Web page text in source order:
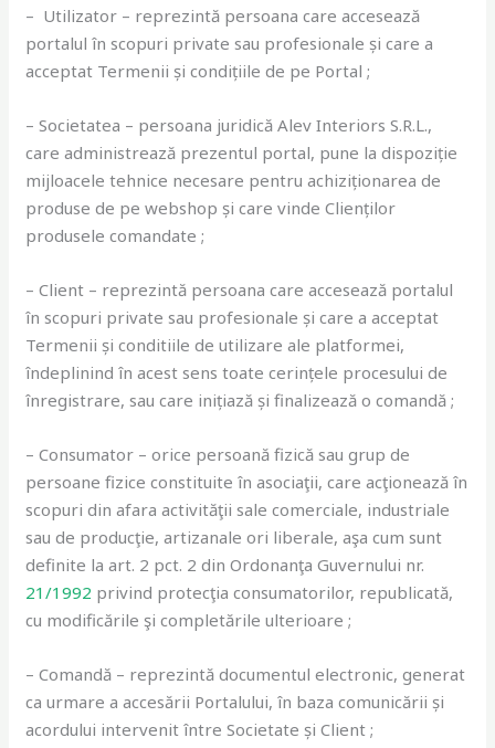
– Utilizator – reprezintă persoana care accesează
portalul în scopuri private sau profesionale și care a
acceptat Termenii și condițiile de pe Portal ;
– Societatea – persoana juridică Alev Interiors S.R.L.,
care administrează prezentul portal, pune la dispoziție
mijloacele tehnice necesare pentru achiziționarea de
produse de pe webshop și care vinde Clienților
produsele comandate ;
– Client – reprezintă persoana care accesează portalul
în scopuri private sau profesionale și care a acceptat
Termenii și conditiile de utilizare ale platformei,
îndeplinind în acest sens toate cerințele procesului de
înregistrare, sau care inițiază și finalizează o comandă ;
– Consumator – orice persoană fizică sau grup de
persoane fizice constituite în asociaţii, care acţionează în
scopuri din afara activităţii sale comerciale, industriale
sau de producţie, artizanale ori liberale, aşa cum sunt
definite la art. 2 pct. 2 din Ordonanţa Guvernului nr.
21/1992 privind protecţia consumatorilor, republicată,
cu modificările şi completările ulterioare ;
– Comandă – reprezintă documentul electronic, generat
ca urmare a accesării Portalului, în baza comunicării și
acordului intervenit între Societate și Client ;